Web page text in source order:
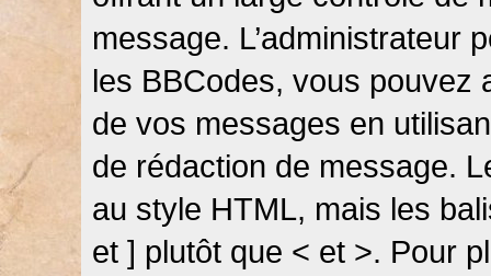
message. L’administrateur
les BBCodes, vous pouvez
de vos messages en
de rédaction de message.
au style HTML, mais les
et ] plutôt que < et >. Pour